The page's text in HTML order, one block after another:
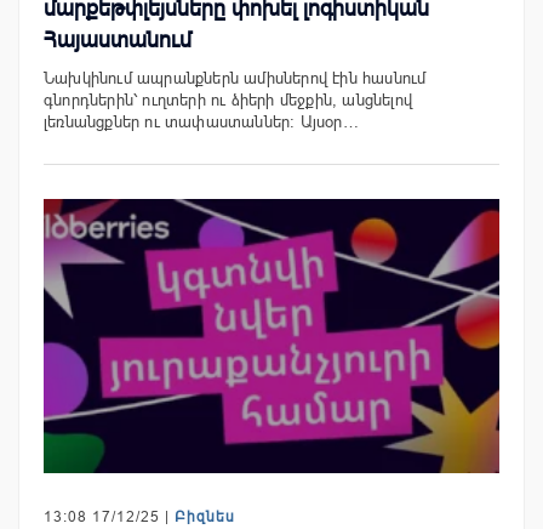
մարքեթփլեյսները փոխել լոգիստիկան
Հայաստանում
Նախկինում ապրանքներն ամիսներով էին հասնում
գնորդներին՝ ուղտերի ու ձիերի մեջքին, անցնելով
լեռնանցքներ ու տափաստաններ։ Այսօր…
13:08 17/12/25 | Բիզնես